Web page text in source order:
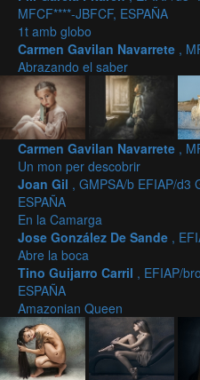
MFCF****-JBFCF, ESPAÑA
1t amb globo
Carmen Gavilan Navarrete ,
Abrazando el saber
Carmen Gavilan Navarrete ,
Un mon per descobrir
Joan Gil , GMPSA/b EFIAP/d3
ESPAÑA
En la Camarga
Jose González De Sande ,
Abre la boca
Tino Guijarro Carril , EFIAP/
ESPAÑA
Amazonian Queen